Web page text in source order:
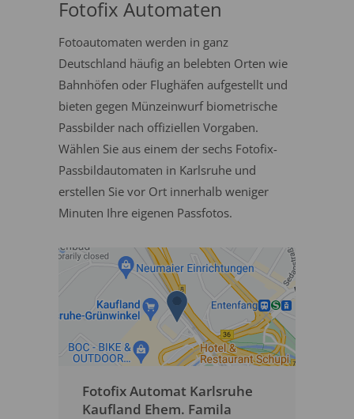
Fotofix Automaten
Fotoautomaten werden in ganz
Deutschland häufig an belebten Orten wie
Bahnhöfen oder Flughäfen aufgestellt und
bieten gegen Münzeinwurf biometrische
Passbilder nach offiziellen Vorgaben.
Wählen Sie aus einem der sechs Fotofix-
Passbildautomaten in Karlsruhe und
erstellen Sie vor Ort innerhalb weniger
Minuten Ihre eigenen Passfotos.
Fotofix Automat Karlsruhe
Kaufland Ehem. Famila